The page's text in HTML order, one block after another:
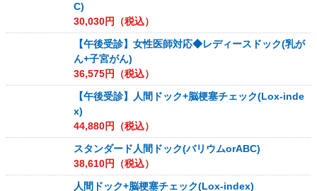
C)
30,030円（税込）
【午後受診】女性医師対応◆レディースドック(乳が
ん+子宮がん)
36,575円（税込）
【午後受診】人間ドック+脳梗塞チェック(Lox-inde
x)
44,880円（税込）
スタンダード人間ドック(バリウムorABC)
38,610円（税込）
人間ドック+脳梗塞チェック(Lox-index)